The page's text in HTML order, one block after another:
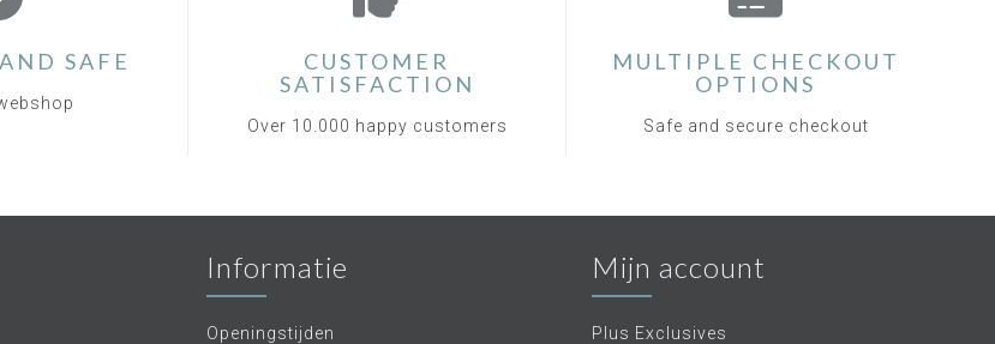
SAFE
CUSTOMER
SATISFACTION
Over 10.000 happy customers
MULTIPLE CHECKOUT
OPTIONS
Safe and secure checkout
Informatie
Openingstijden
Mijn account
Plus Exclusives